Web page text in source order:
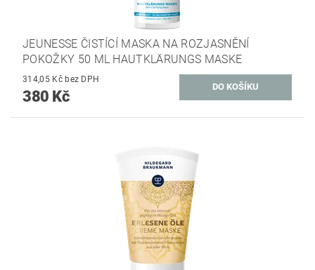
JEUNESSE ČISTÍCÍ MASKA NA ROZJASNĚNÍ
POKOŽKY 50 ML HAUTKLÄRUNGS MASKE
314,05 Kč bez DPH
380 Kč